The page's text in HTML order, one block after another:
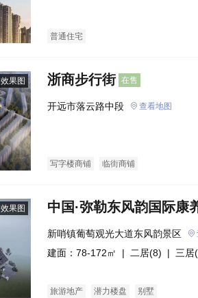
普通住宅
效果图 浙商步行街 在售
开远市落云路中段 查看地图
写字楼商铺 临街商铺
效果图 中国·弥勒东风韵国际康
新哨镇葡萄观光大道东风韵景区
建面：78-172㎡ | 二居(8) | 三居
旅游地产 潜力楼盘 别墅